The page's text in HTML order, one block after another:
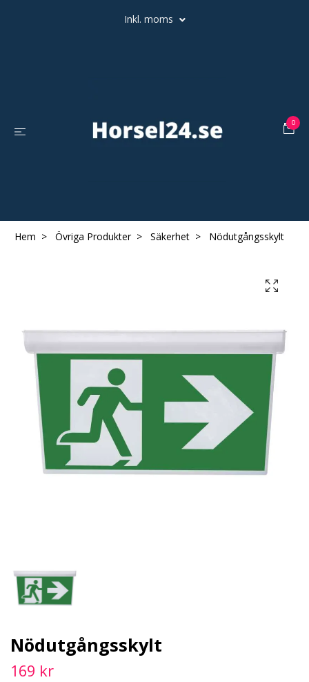
Inkl. moms
0
Hem Övriga Produkter Säkerhet Nödutgångsskylt
Nödutgångsskylt
169 kr